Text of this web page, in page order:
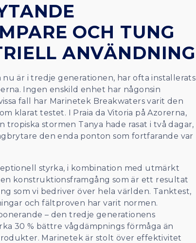
OCH TUNG
ANVÄNDNING
nu är i tredje generationen, har ofta installerats
Ingen enskild enhet har någonsin
fall har Marinetek Breakwaters varit den
klarat testet. I Praia da Vitoria på Azorerna,
stormen Tanya hade rasat i två dagar,
den enda ponton som fortfarande var
styrka, i kombination med utmärkt
konstruktionsframgång som är ett resultat
som vi bedriver över hela världen. Tanktest,
och fältproven har varit normen.
– den tredje generationens
30 % bättre vågdämpnings förmåga än
Marinetek är stolt över effektivitet